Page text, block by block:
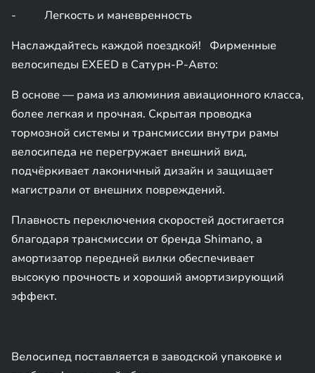
- Легкость и маневренность
Наслаждайтесь каждой поездкой! Фирменные
велосипеды EXEED в Сатурн-Р-Авто:
В основе — рама из алюминия авиационного класса,
более легкая и прочная. Скрытая проводка
тормозной системы и трансмиссии внутри рамы
велосипеда не перегружает внешний вид,
подчёркивает лаконичный дизайн и защищает
магистрали от внешних повреждений.
Плавность переключения скоростей достигается
благодаря трансмиссии от бренда Shimano, а
амортизатор передней вилки обеспечивает
высокую прочность и хороший амортизирующий
эффект.
Велосипед поставляется в заводской упаковке и